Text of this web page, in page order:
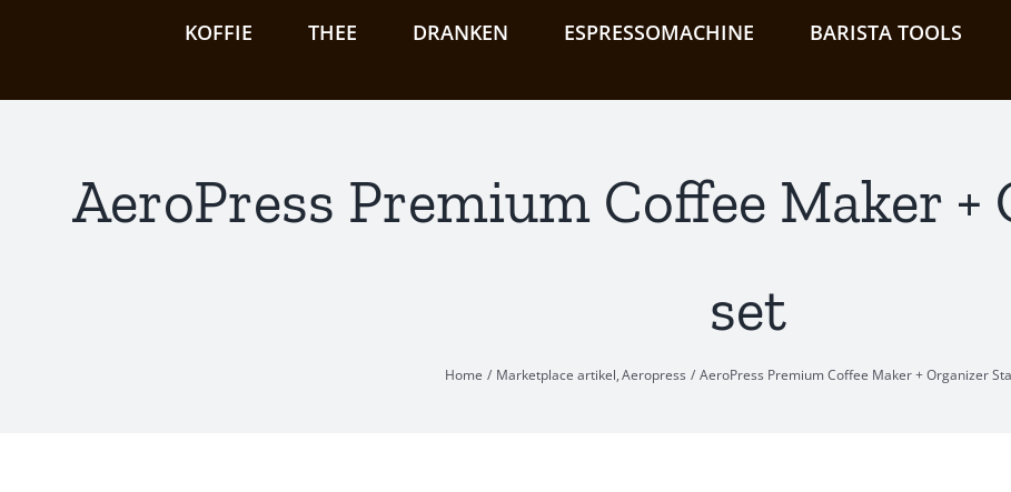
KOFFIE THEE DRANKEN ESPRESSOMACHINE BARISTA TOOLS
AeroPress Premium Coffee Maker
set
Home Marketplace artikel Aeropress AeroPress Premium Coffee Maker + Organizer